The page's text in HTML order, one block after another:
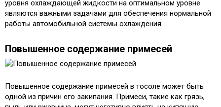
уровня охлаждающей жидкости на оптимальном уровне
являются важными задачами для обеспечения нормальной
работы автомобильной системы охлаждения.
Повышенное содержание примесей
Повышенное содержание примесей в тосоле может быть
одной из причин его закипания. Примеси, такие как грязь,